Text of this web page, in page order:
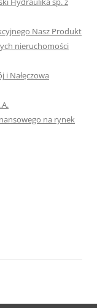
Nasz Produkt
nieruchomości
i Nałęczowa
na rynek